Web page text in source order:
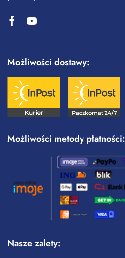
Możliwości dostawy:
Możliwości metody płatności:
Nasze zalety: